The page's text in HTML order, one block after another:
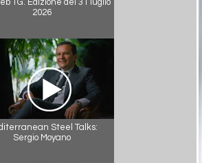
2026
Steel Talks:
Sergio Moyano